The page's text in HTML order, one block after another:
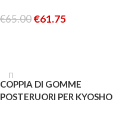
€65.00€61.75
ESAURITO
COPPIA DI GOMME
POSTERUORI PER KYOSHO